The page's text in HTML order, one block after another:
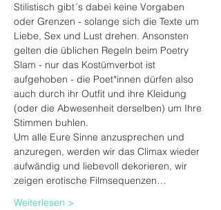
Stilistisch gibt´s dabei keine Vorgaben
oder Grenzen - solange sich die Texte um
Liebe, Sex und Lust drehen. Ansonsten
gelten die üblichen Regeln beim Poetry
Slam - nur das Kostümverbot ist
aufgehoben - die Poet*innen dürfen also
auch durch ihr Outfit und ihre Kleidung
(oder die Abwesenheit derselben) um Ihre
Stimmen buhlen.
Um alle Eure Sinne anzusprechen und
anzuregen, werden wir das Climax wieder
aufwändig und liebevoll dekorieren, wir
zeigen erotische Filmsequenzen…
Weiterlesen >